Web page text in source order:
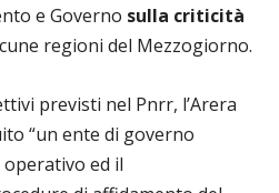
e Governo sulla criticità
regioni del Mezzogiorno.
previsti nel Pnrr, l’Arera
“un ente di governo
operativo ed il